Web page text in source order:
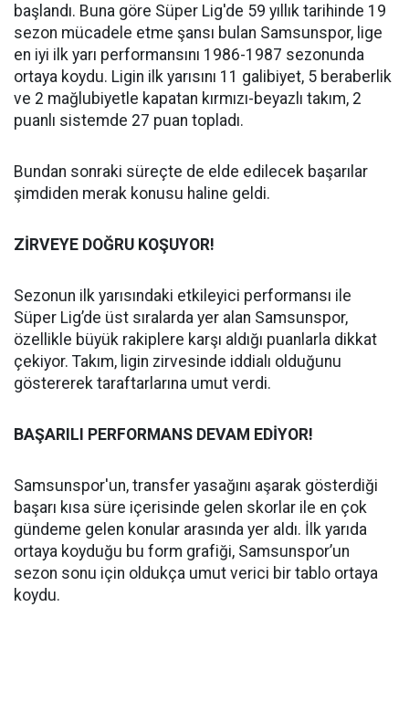
başlandı. Buna göre Süper Lig'de 59 yıllık tarihinde 19
sezon mücadele etme şansı bulan Samsunspor, lige
en iyi ilk yarı performansını 1986-1987 sezonunda
ortaya koydu. Ligin ilk yarısını 11 galibiyet, 5 beraberlik
ve 2 mağlubiyetle kapatan kırmızı-beyazlı takım, 2
puanlı sistemde 27 puan topladı.
Bundan sonraki süreçte de elde edilecek başarılar
şimdiden merak konusu haline geldi.
ZİRVEYE DOĞRU KOŞUYOR!
Sezonun ilk yarısındaki etkileyici performansı ile
Süper Lig’de üst sıralarda yer alan Samsunspor,
özellikle büyük rakiplere karşı aldığı puanlarla dikkat
çekiyor. Takım, ligin zirvesinde iddialı olduğunu
göstererek taraftarlarına umut verdi.
BAŞARILI PERFORMANS DEVAM EDİYOR!
Samsunspor'un, transfer yasağını aşarak gösterdiği
başarı kısa süre içerisinde gelen skorlar ile en çok
gündeme gelen konular arasında yer aldı. İlk yarıda
ortaya koyduğu bu form grafiği, Samsunspor’un
sezon sonu için oldukça umut verici bir tablo ortaya
koydu.